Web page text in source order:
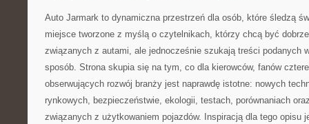
Auto Jarmark to dynamiczna przestrzeń dla osób, które śledzą
miejsce tworzone z myślą o czytelnikach, którzy chcą być
związanych z autami, ale jednocześnie szukają treści podanych
sposób. Strona skupia się na tym, co dla kierowców, fanów
obserwujących rozwój branży jest naprawdę istotne: nowych
rynkowych, bezpieczeństwie, ekologii, testach, porównaniach
związanych z użytkowaniem pojazdów. Inspiracją dla tego opisu